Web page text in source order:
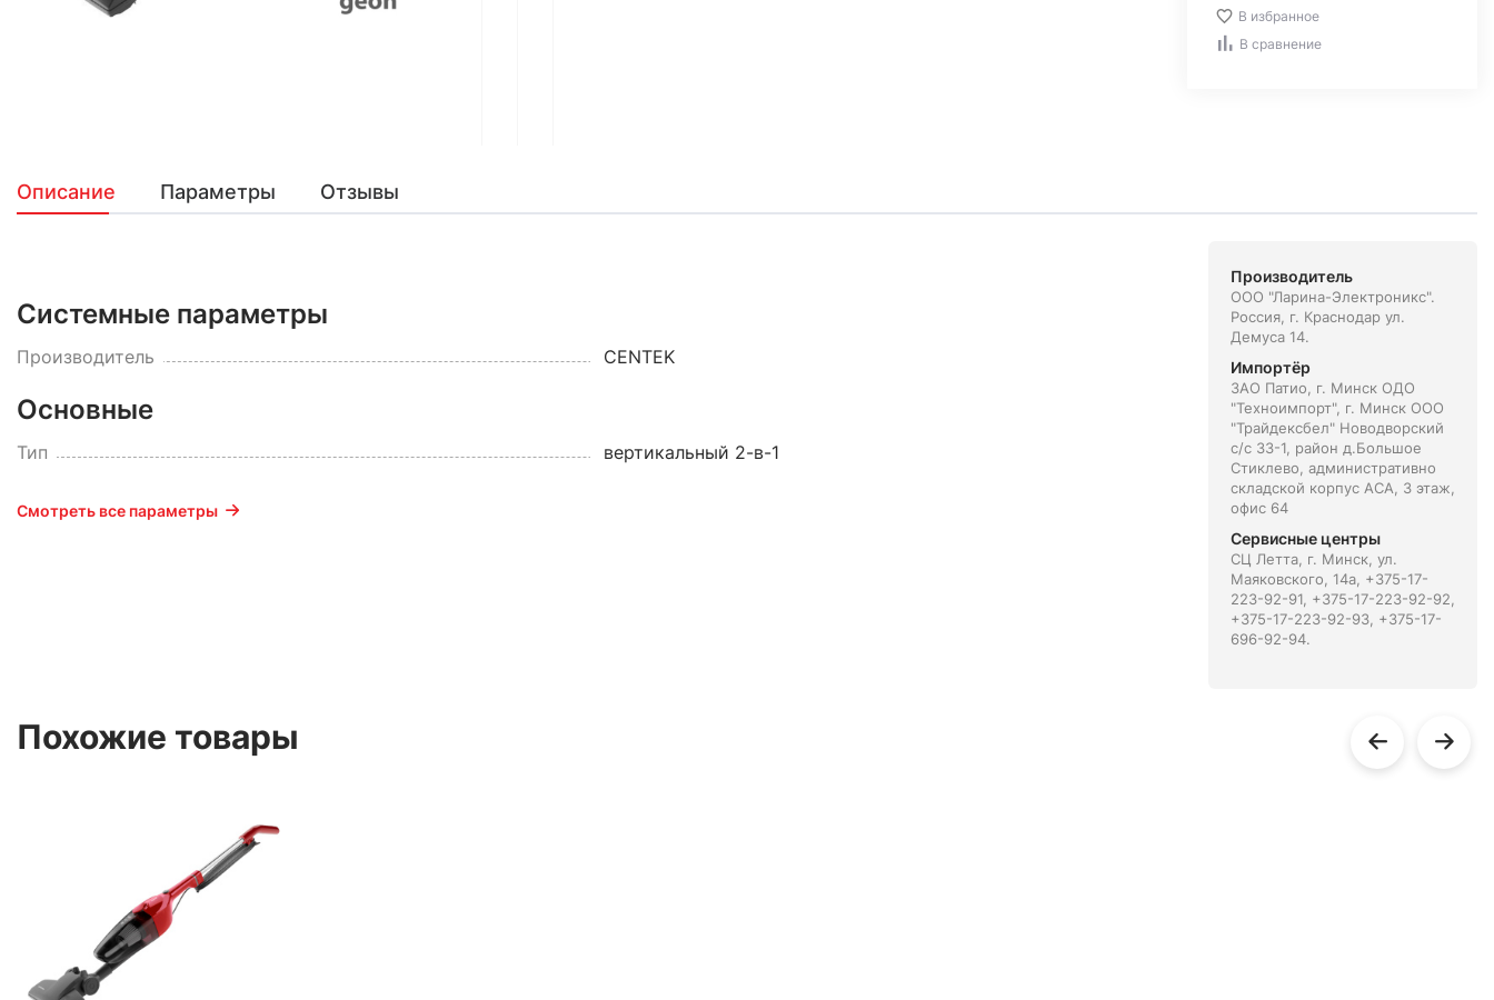
В избранное
В сравнение
Описание Параметры Отзывы
Системные параметры
Производитель CENTEK
Основные
Тип вертикальный 2-в-1
Смотреть все параметры
Производитель
ООО "Ларина-Электроникс".
Россия, г. Краснодар ул.
Демуса 14.
Импортёр
ЗАО Патио, г. Минск ОДО
"Техноимпорт", г. Минск ООО
"Трайдексбел" Новодворский
с/с 33-1, район д.Большое
Стиклево, административно
складской корпус АСА, 3 этаж,
офис 64
Сервисные центры
СЦ Летта, г. Минск, ул.
Маяковского, 14а, +375-17-
223-92-91, +375-17-223-92-92,
+375-17-223-92-93, +375-17-
696-92-94.
Похожие товары